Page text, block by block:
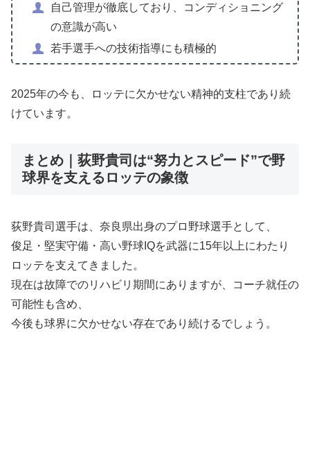
自己管理が徹底しており、コンディショニング
の意識が高い
若手選手への技術指導にも積極的
2025年の今も、ロッテに欠かせない精神的支柱であり続
けています。
まとめ｜荻野貴司は“努力とスピード”で野
球界を支えるロッテの象徴
荻野貴司選手は、奈良県出身のプロ野球選手として、
俊足・堅実守備・高い野球IQを武器に15年以上にわたり
ロッテを支えてきました。
現在は故障でのリハビリ期間にありますが、コーチ就任の
可能性も含め、
今後も球界に欠かせない存在であり続けるでしょう。